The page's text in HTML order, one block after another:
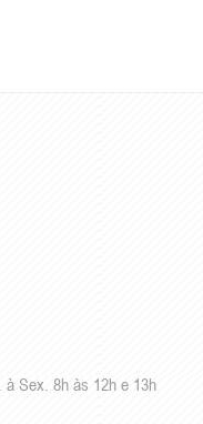
à Sex. 8h às 12h e 13h